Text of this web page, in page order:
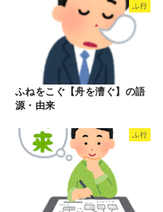
ふ行
ふねをこぐ【舟を漕ぐ】の語
源・由来
ふ行